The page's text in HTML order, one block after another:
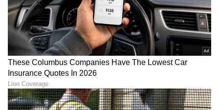
"ರಾಜಕೀಯ ಬೇಡ, ಸಿನಿಮಾನೇ ಪ್ರಾಣ":
ಕನಕೋತ್ಸವದಲ್ಲಿ ರಿಷಬ್ ಶೆಟ್ಟಿ | Rishab
Shetty speech | Suvarna News
ಶೇ.50 ರಿಂದ ಶೇ.18 ಕ್ಕೆ TAX ಇಳಿಕೆ: ಮೋದಿ-
ಟ್ರಂಪ್ ಐತಿಹಾಸಿಕ ಒಪ್ಪಂದ | India US
Trade Deal | Party Rounds